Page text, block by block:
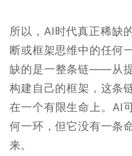
所以，AI时代真正稀缺
断或框架思维中的任何
缺的是一整条链——从
构建自己的框架，这条
在一个有限生命上。AI
何一环，但它没有一条
来。